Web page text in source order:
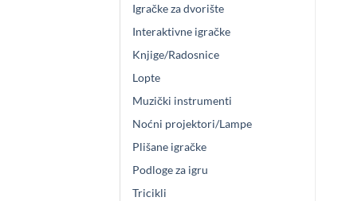
Igračke za dvorište
Interaktivne igračke
Knjige/Radosnice
Lopte
Muzički instrumenti
Noćni projektori/Lampe
Plišane igračke
Podloge za igru
Tricikli